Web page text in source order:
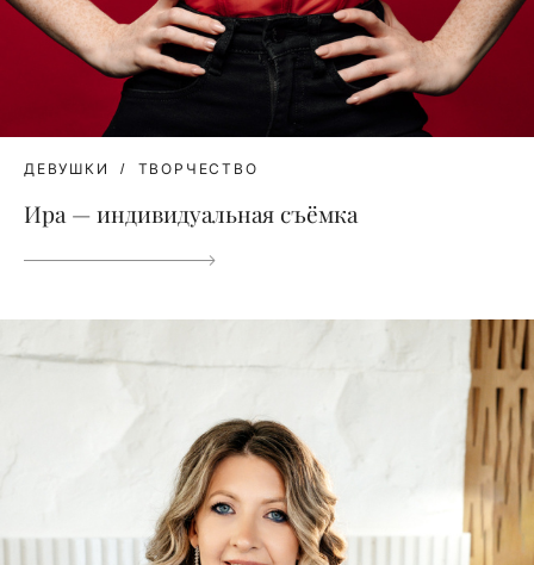
ДЕВУШКИ ТВОРЧЕСТВО
Ира — индивидуальная съёмка